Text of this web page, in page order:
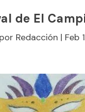
de El
Redacción | Feb